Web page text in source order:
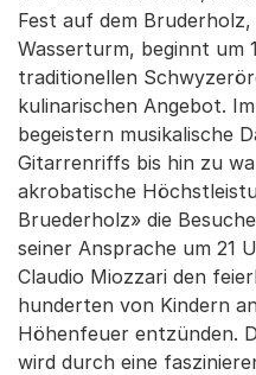
Fest auf dem
Wasserturm, beginnt um
traditionellen
kulinarischen Angebot.
begeistern musikalische
Gitarrenriffs bis hin zu
akrobatische
Bruederholz» die
seiner Ansprache um 21
Claudio Miozzari den
hunderten von Kindern
Höhenfeuer entzünden.
wird durch eine